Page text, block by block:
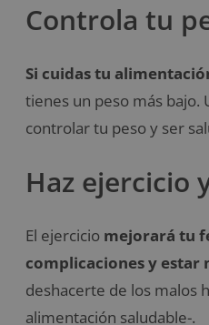
Controla tu
Si cuidas tu
tienes un peso más bajo.
controlar tu peso y ser
Haz ejercicio
El ejercicio mejorará tu
complicaciones y estar
deshacerte de los malos
alimentación saludable-.